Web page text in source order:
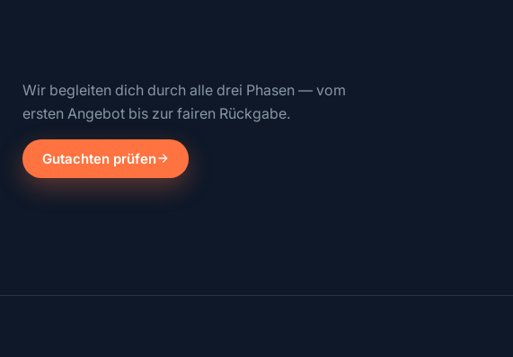
Wir begleiten dich durch alle drei Phasen — vom
ersten Angebot bis zur fairen Rückgabe.
Gutachten prüfen